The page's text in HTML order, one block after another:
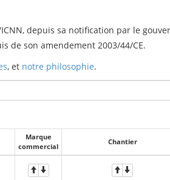
depuis sa notification par le
de son amendement 2003/44/CE.
, et notre philosophie.
Marque
commercial
Chantier